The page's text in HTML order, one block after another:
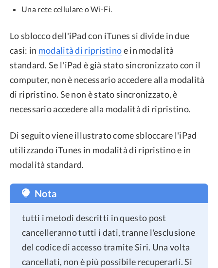
Una rete cellulare o Wi-Fi.
Lo sblocco dell'iPad con iTunes si divide in due
casi: in modalità di ripristinoe in modalità
standard. Se l'iPad è già stato sincronizzato con il
computer, non è necessario accedere alla modalità
di ripristino. Se non è stato sincronizzato, è
necessario accedere alla modalità di ripristino.
Di seguito viene illustrato come sbloccare l'iPad
utilizzando iTunes in modalità di ripristino e in
modalità standard.
Nota
tutti i metodi descritti in questo post
cancelleranno tutti i dati, tranne l'esclusione
del codice di accesso tramite Siri. Una volta
cancellati, non è più possibile recuperarli. Si